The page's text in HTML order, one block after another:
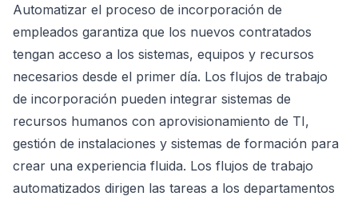
Automatizar el proceso de incorporación de
empleados garantiza que los nuevos contratados
tengan acceso a los sistemas, equipos y recursos
necesarios desde el primer día. Los flujos de trabajo
de incorporación pueden integrar sistemas de
recursos humanos con aprovisionamiento de TI,
gestión de instalaciones y sistemas de formación para
crear una experiencia fluida. Los flujos de trabajo
automatizados dirigen las tareas a los departamentos